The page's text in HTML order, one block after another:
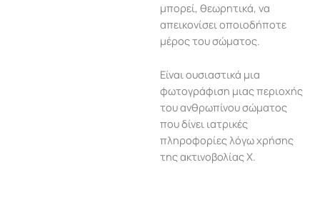
μπορεί, θεωρητικά, να
απεικονίσει οποιοδήποτε
μέρος του σώματος.
Είναι ουσιαστικά μια
φωτογράφιση μιας περιοχής
του ανθρωπίνου σώματος
που δίνει ιατρικές
πληροφορίες λόγω χρήσης
της ακτινοβολίας Χ.